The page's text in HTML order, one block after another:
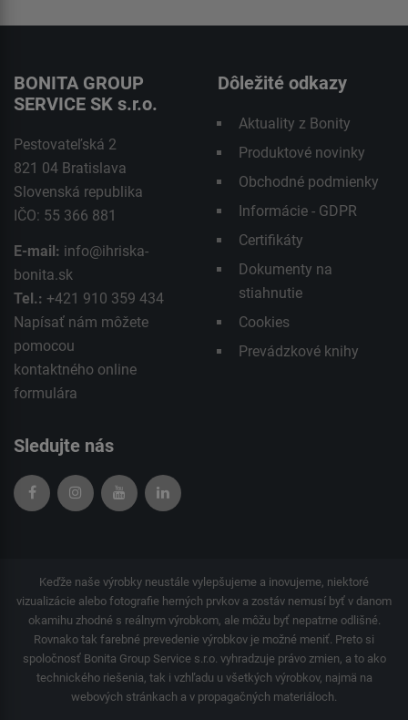
BONITA GROUP
SERVICE SK s.r.o.
Pestovateľská 2
821 04 Bratislava
Slovenská republika
IČO: 55 366 881
E-mail: info@ihriska-
bonita.sk
Tel.: +421 910 359 434
Napísať nám môžete
pomocou
kontaktného online
formulára
Dôležité odkazy
Aktuality z Bonity
Produktové novinky
Obchodné podmienky
Informácie - GDPR
Certifikáty
Dokumenty na
stiahnutie
Cookies
Prevádzkové knihy
Sledujte nás
Keďže naše výrobky neustále vylepšujeme a inovujeme, niektoré
vizualizácie alebo fotografie herných prvkov a zostáv nemusí byť v danom
okamihu zhodné s reálnym výrobkom, ale môžu byť nepatrne odlišné.
Rovnako tak farebné prevedenie výrobkov je možné meniť. Preto si
spoločnosť Bonita Group Service s.r.o. vyhradzuje právo zmien, a to ako
technického riešenia, tak i vzhľadu u všetkých výrobkov, najmä na
webových stránkach a v propagačných materiáloch.